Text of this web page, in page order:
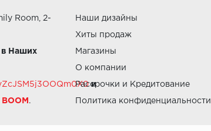
Room, 2-
в Наших
и
.
Наши дизайны
Хиты продаж
Магазины
О компании
Рассрочки и Кредитование
Политика конфиденциальности